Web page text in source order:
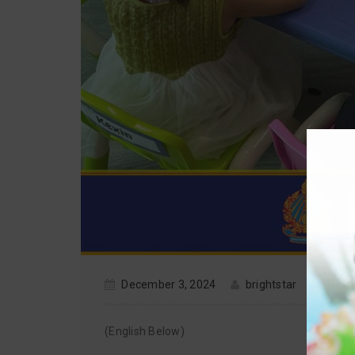
December 3, 2024 brightstar
(English Below)